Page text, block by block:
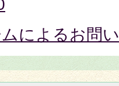
によるお問